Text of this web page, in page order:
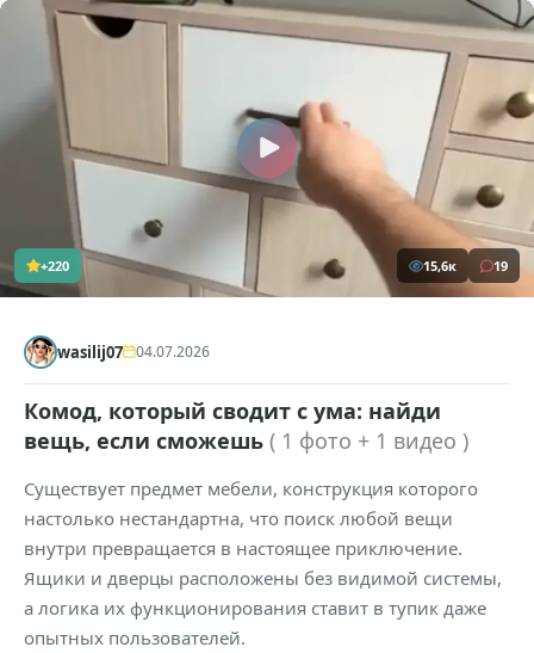
+220 15,6к 19
wasilij07 04.07.2026
Комод, который сводит с ума: найди
вещь, если сможешь ( 1 фото + 1 видео )
Существует предмет мебели, конструкция которого
настолько нестандартна, что поиск любой вещи
внутри превращается в настоящее приключение.
Ящики и дверцы расположены без видимой системы,
а логика их функционирования ставит в тупик даже
опытных пользователей.